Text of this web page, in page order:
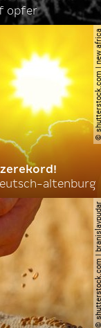
opfer
© shutterstock.com | new africa
altenburg
©